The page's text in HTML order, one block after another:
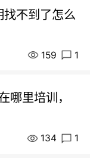
不到了怎么
159 1
哪里培训，
134 1